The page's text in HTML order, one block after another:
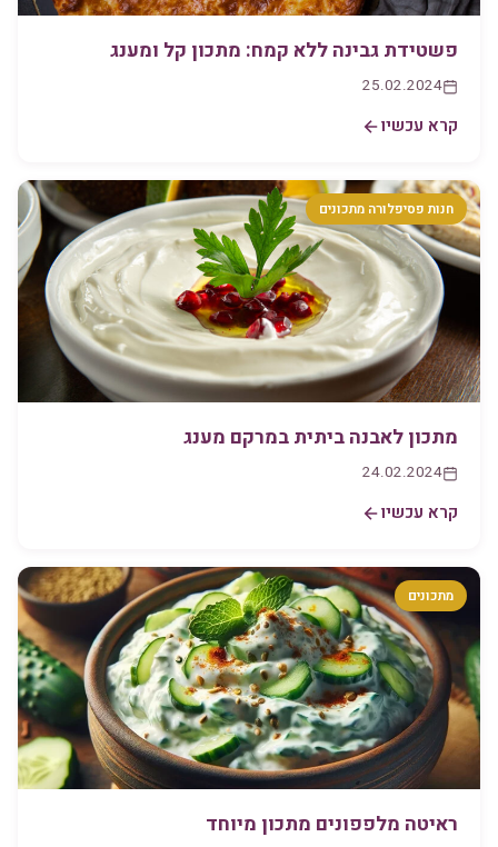
פשטידת גבינה ללא קמח: מתכון קל ומענג
25.02.2024
קרא עכשיו
חנות פסיפלורה מתכונים
מתכון לאבנה ביתית במרקם מענג
24.02.2024
קרא עכשיו
מתכונים
ראיטה מלפפונים מתכון מיוחד